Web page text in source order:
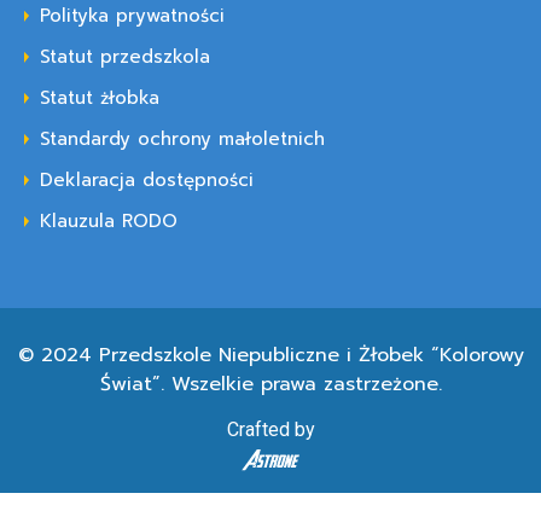
Polityka prywatności
Statut przedszkola
Statut żłobka
Standardy ochrony małoletnich
Deklaracja dostępności
Klauzula RODO
© 2024 Przedszkole Niepubliczne i Żłobek “Kolorowy
Świat”. Wszelkie prawa zastrzeżone.
Crafted by